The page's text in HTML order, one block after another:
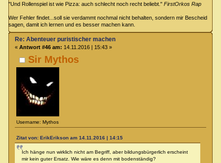
"Und Rollenspiel ist wie Pizza: auch schlecht noch recht beliebt."FirstOrkos Rap
Wer Fehler findet...soll sie verdammt nochmal nicht behalten, sondern mir Bescheid
sagen, damit ich lernen und es besser machen kann.
Sir Mythos
Username: Mythos
Re: Abenteuer puristischer machen
« Antwort #46 am: 14.11.2016 | 15:43 »
Zitat von: ErikErikson am 14.11.2016 | 14:15
Ich hänge nun wirklich nicht am Begriff, aber bildungsbürgerlich erscheint
mir kein guter Ersatz. Wie wäre es denn mit bodenständig?